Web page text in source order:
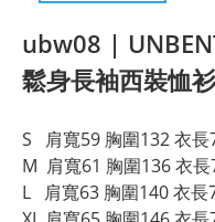
ubw08 |
鬆身長袖西裝恤
S   肩寬59 胸圍132 衣
M  肩寬61 胸圍136 衣
L   肩寬63 胸圍140 衣